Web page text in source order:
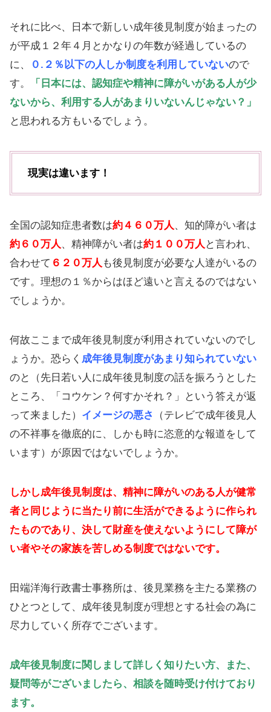
それに比べ、日本で新しい成年後見制度が始まったの
が平成１２年４月とかなりの年数が経過しているの
に、
０.２％以下の人しか制度を利用していないので
す。
「日本には、認知症や精神に障がいがある人が少
ないから、利用する人があまりいないんじゃない？」
と思われる方もいるでしょう。
現実は違います！
全国の認知症患者数は約４６０万人、知的障がい者は
約６０万人、精神障がい者は約１００万人 と言われ、
合わせて ６２０万人 も後見制度が必要な人達がいるの
です。理想の１％からはほど遠いと言えるのではない
でしょうか。
何故ここまで成年後見制度が利用されていないのでし
ょうか。恐らく 成年後見制度があまり知られていない
のと（先日若い人に成年後見制度の話を振ろうとした
ところ、「コウケン？何すかそれ？」という答えが返
って来ました） イメージの悪さ
（テレビで成年後見人
の不祥事を徹底的に、しかも時に恣意的な報道をして
います）が原因ではないでしょうか。
しかし成年後見制度は、精神に障がいのある人が健常
者と同じように当たり前に生活ができるように作られ
たものであり、決して財産を使えないようにして障が
い者やその家族を苦しめる制度ではないです。
田端洋海行政書士事務所は、後見業務を主たる業務の
ひとつとして、成年後見制度が理想とする社会の為に
尽力していく所存でございます。
成年後見制度に関しまして詳しく知りたい方、また、
疑問等がございましたら、相談を随時受け付けており
ます。